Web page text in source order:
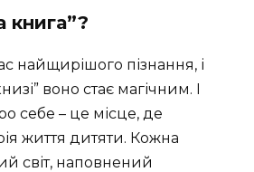
книга”?
найщирішого пізнання, і
воно стає магічним. І
себе – це місце, де
життя дитяти. Кожна
світ, наповнений